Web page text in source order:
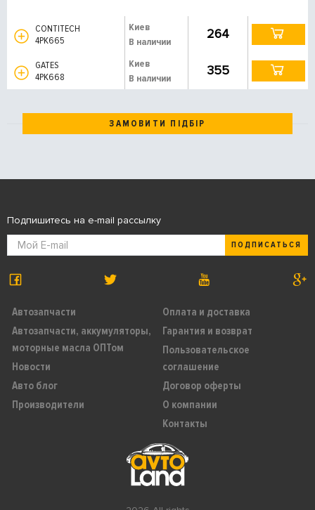
CONTITECH
4PK665
Киев
В наличии
264
GATES
4PK668
Киев
В наличии
355
ЗАМОВИТИ ПІДБІР
Автозапчасти
Автозапчасти, аккумуляторы,
моторные масла ОПТом
Новости
Авто блог
Производители
Оплата и доставка
Гарантия и возврат
Пользовательское
соглашение
Договор оферты
О компании
Контакты
Подпишитесь на e-mail рассылку
ПОДПИСАТЬСЯ